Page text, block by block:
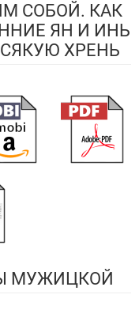
СОБОЙ. КАК
ЯН И ИНЬ
ХРЕНЬ
МУЖИЦКОЙ